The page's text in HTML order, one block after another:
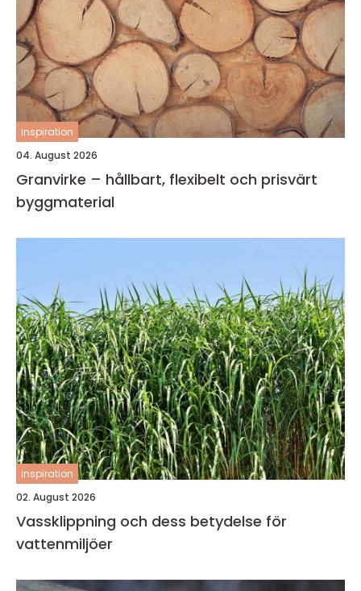
inspiration
04. August 2026
Granvirke – hållbart, flexibelt och prisvärt
byggmaterial
inspiration
02. August 2026
Vassklippning och dess betydelse för
vattenmiljöer